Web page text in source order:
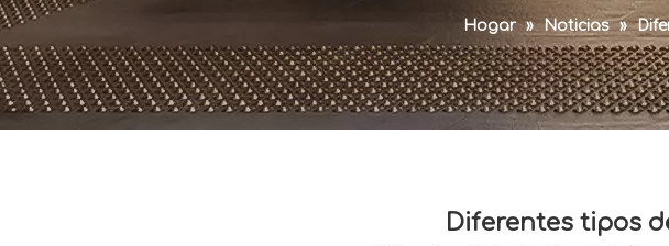
Hogar » Noticias »
Diferentes tipos